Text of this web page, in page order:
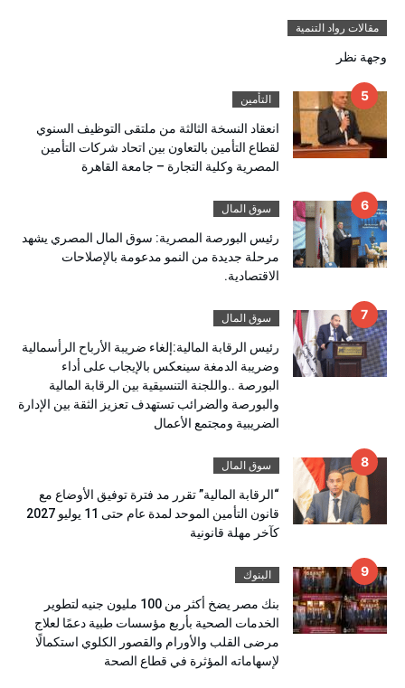
مقالات رواد التنمية
وجهة نظر
التأمين
انعقاد النسخة الثالثة من ملتقى التوظيف السنوي
لقطاع التأمين بالتعاون بين اتحاد شركات التأمين
المصرية وكلية التجارة – جامعة القاهرة
سوق المال
رئيس البورصة المصرية: سوق المال المصري يشهد
مرحلة جديدة من النمو مدعومة بالإصلاحات
الاقتصادية.
سوق المال
رئيس الرقابة المالية:إلغاء ضريبة الأرباح الرأسمالية
وضريبة الدمغة سينعكس بالإيجاب على أداء
البورصة ..واللجنة التنسيقية بين الرقابة المالية
والبورصة والضرائب تستهدف تعزيز الثقة بين الإدارة
الضريبية ومجتمع الأعمال
سوق المال
“الرقابة المالية” تقرر مد فترة توفيق الأوضاع مع
قانون التأمين الموحد لمدة عام حتى 11 يوليو 2027
كآخر مهلة قانونية
البنوك
بنك مصر يضخ أكثر من 100 مليون جنيه لتطوير
الخدمات الصحية بأربع مؤسسات طبية دعمًا لعلاج
مرضى القلب والأورام والقصور الكلوي استكمالًا
لإسهاماته المؤثرة في قطاع الصحة